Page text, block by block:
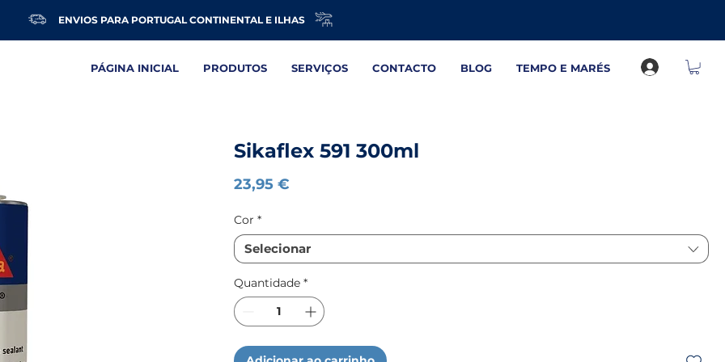
ENVIOS PARA PORTUGAL CONTINENTAL E ILHAS
PÁGINA INICIAL PRODUTOS SERVIÇOS CONTACTO BLOG TEMPO E MARÉS
Sikaflex 591 300ml
23,95 €
Cor *
Selecionar
Quantidade *